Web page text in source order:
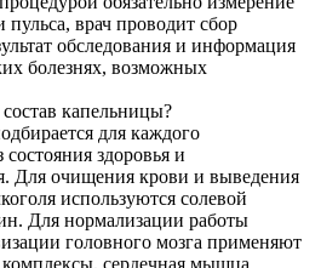
пульса, врач проводит сбор
обследования и информация
болезнях, возможных
капельницы?
для каждого
здоровья и
Для очищения крови и выведения
используются солевой
Для нормализации работы
головного мозга применяют
сердечная мышца